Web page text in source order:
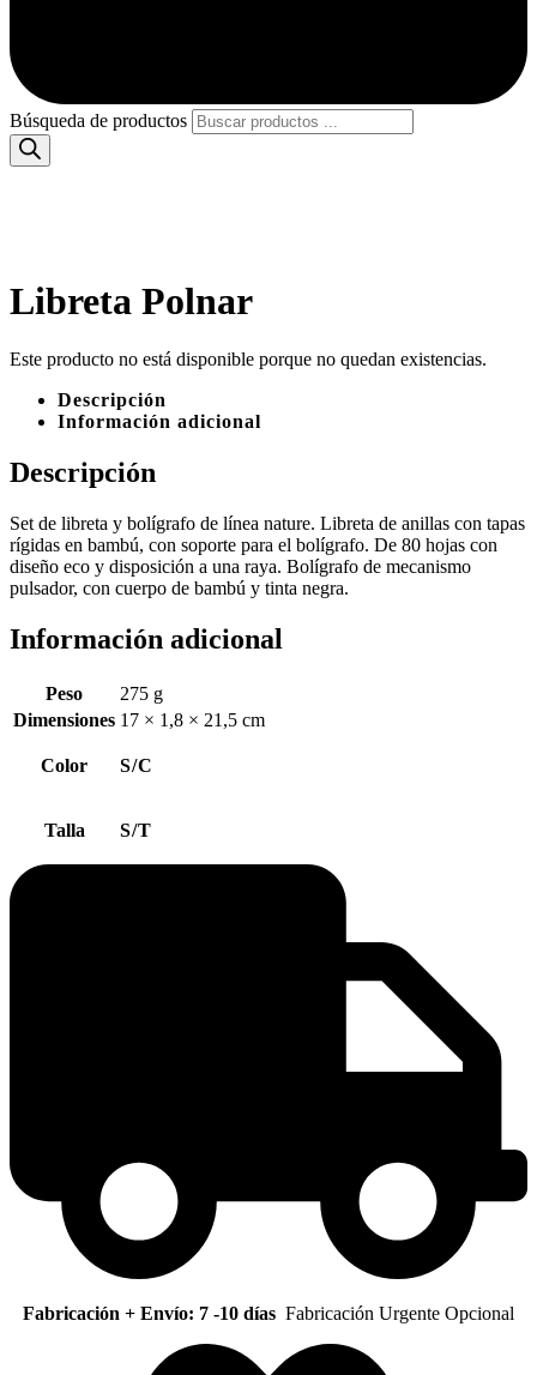
Búsqueda de productos
Libreta Polnar
Este producto no está disponible porque no quedan existencias.
Descripción
Información adicional
Descripción
Set de libreta y bolígrafo de línea nature. Libreta de anillas con tapas
rígidas en bambú, con soporte para el bolígrafo. De 80 hojas con
diseño eco y disposición a una raya. Bolígrafo de mecanismo
pulsador, con cuerpo de bambú y tinta negra.
Información adicional
Peso
275 g
Dimensiones 17 × 1,8 × 21,5 cm
Color S/C
Talla S/T
Fabricación + Envío: 7 -10 días Fabricación Urgente Opcional